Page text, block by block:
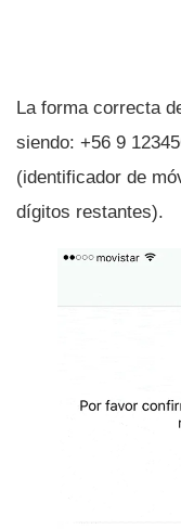
La forma correcta
siendo: +56 9
(identificador de
dí­gitos restantes).